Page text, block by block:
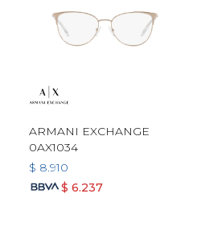
ARMANI EXCHANGE
0AX1034
$ 8.910
$ 6.237